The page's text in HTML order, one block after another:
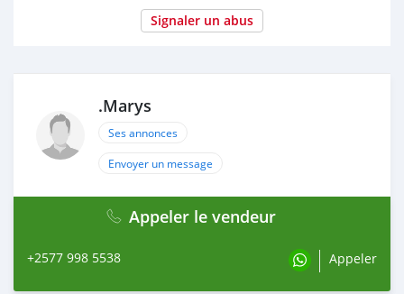
Signaler un abus
.Marys
Ses annonces
Envoyer un message
Appeler le vendeur
+2577 998 5538 Appeler